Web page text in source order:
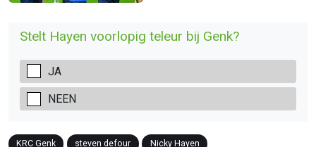
Stelt Hayen voorlopig teleur bij Genk?
JA
NEEN
KRC Genk steven defour Nicky Hayen